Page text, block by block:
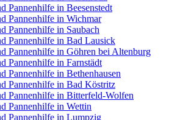
Pannenhilfe in Beesenstedt
Pannenhilfe in Wichmar
Pannenhilfe in Saubach
Pannenhilfe in Bad Lausick
Pannenhilfe in Göhren bei Altenburg
Pannenhilfe in Farnstädt
Pannenhilfe in Bethenhausen
Pannenhilfe in Bad Köstritz
Pannenhilfe in Bitterfeld-Wolfen
Pannenhilfe in Wettin
Pannenhilfe in Lumpzig